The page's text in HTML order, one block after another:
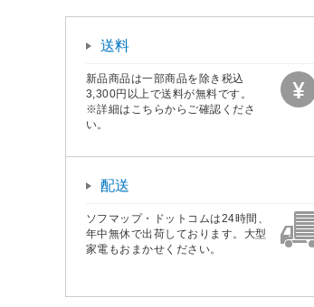
送料
新品商品は一部商品を除き税込
3,300円以上で送料が無料です。
※詳細はこちらからご確認くださ
い。
配送
ソフマップ・ドットコムは24時間、
年中無休で出荷しております。大型
家電もおまかせください。